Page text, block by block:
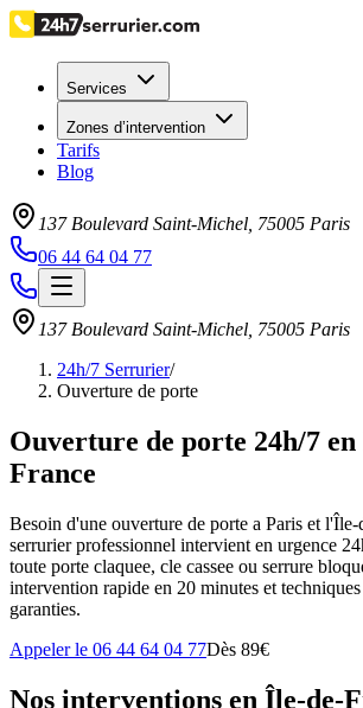
Services
Zones d’intervention
Tarifs
Blog
137 Boulevard Saint-Michel 75005 Paris
06 44 64 04 77
137 Boulevard Saint-Michel 75005 Paris
24h/7 Serrurier/
Ouverture de porte
Ouverture de porte 24h/7
France
Besoin d'une ouverture de porte a Paris et
serrurier professionnel intervient en urgence
toute porte claquee, cle cassee ou serrure
intervention rapide en 20 minutes et
garanties.
Appeler le 06 44 64 04 77Dès 89€
Nos interventions en Île-de-